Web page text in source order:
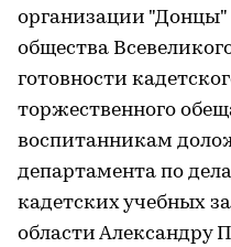
организации "Донцы"
общества
готовности
торжественного
воспитанникам
департамента по
кадетских учебных
области Александру